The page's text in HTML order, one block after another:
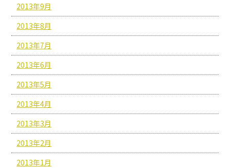
2013年9月
2013年8月
2013年7月
2013年6月
2013年5月
2013年4月
2013年3月
2013年2月
2013年1月